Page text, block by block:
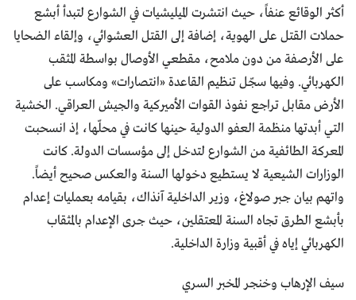
أكثر الوقائع عنفاً، حيث انتشرت الميليشيات في الشوارع لتبدأ أبشع
حملات القتل على الهوية، إضافة إلى القتل العشوائي، وإلقاء الضحايا
على الأرصفة من دون ملامح، مقطعي الأوصال بواسطة المثقب
الكهربائي. وفيها سجّل تنظيم القاعدة «انتصارات» ومكاسب على
الأرض مقابل تراجع نفوذ القوات الأميركية والجيش العراقي. الخشية
التي أبدتها منظمة العفو الدولية حينها كانت في محلّها، إذ انسحبت
المعركة الطائفية من الشوارع لتدخل إلى مؤسسات الدولة. كانت
الوزارات الشيعية لا يستطيع دخولها السنة والعكس صحيح أيضاً.
واتهم بيان جبر صولاغ، وزير الداخلية آنذاك، بقيامه بعمليات إعدام
بأبشع الطرق تجاه السنة المعتقلين، حيث جرى الإعدام بالمثقاب
الكهربائي إياه في أقبية وزارة الداخلية.
سيف الإرهاب وخنجر المخبر السري